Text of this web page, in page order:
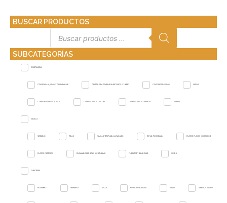
BUSCAR PRODUCTOS
SUBCATEGORÍAS
CRISTALERIA
COPAS AGUA, VINO Y CHAMPAGNE CRISTALERIA TEMPLADA ARCOROC Y LIBBEY COPONES DE VINO VASOS
COPAS POSTRES Y JUGOS COPAS Y VASOS COCTEL COPAS Y VASOS CERVEZA JARRAS
VAJILLA
VERBANO TSUJI VAJILLA TEMPLADA LUMINARC ROYAL PORCELAIN PLATOS PLAYOS Y HONDOS
PLATOS PASTEROS ENSALADERAS, BOLS Y CAZUELAS FUENTES Y BANDEJAS SUSHI
CAFETERIA
ROSEMBLIT VERBANO TSUJI ROYAL PORCELAIN TAZAS JARRITOS VIDRIO